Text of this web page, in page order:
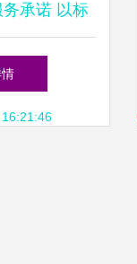
承诺 以标
务品质新标